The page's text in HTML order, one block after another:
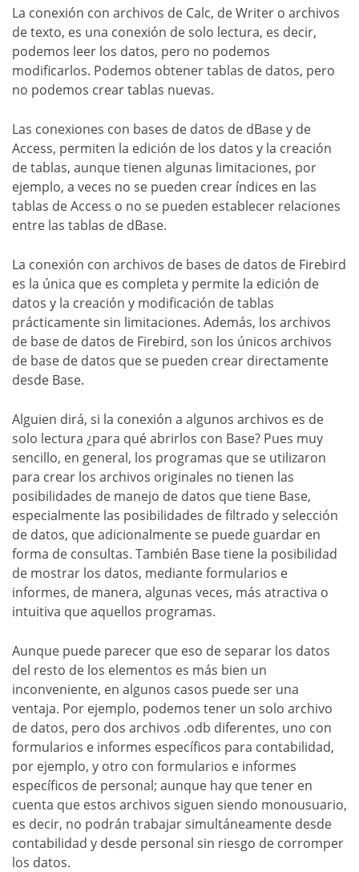
La conexión con archivos de Calc, de Writer o archivos
de texto, es una conexión de solo lectura, es decir,
podemos leer los datos, pero no podemos
modificarlos. Podemos obtener tablas de datos, pero
no podemos crear tablas nuevas.
Las conexiones con bases de datos de dBase y de
Access, permiten la edición de los datos y la creación
de tablas, aunque tienen algunas limitaciones, por
ejemplo, a veces no se pueden crear índices en las
tablas de Access o no se pueden establecer relaciones
entre las tablas de dBase.
La conexión con archivos de bases de datos de Firebird
es la única que es completa y permite la edición de
datos y la creación y modificación de tablas
prácticamente sin limitaciones. Además, los archivos
de base de datos de Firebird, son los únicos archivos
de base de datos que se pueden crear directamente
desde Base.
Alguien dirá, si la conexión a algunos archivos es de
solo lectura ¿para qué abrirlos con Base? Pues muy
sencillo, en general, los programas que se utilizaron
para crear los archivos originales no tienen las
posibilidades de manejo de datos que tiene Base,
especialmente las posibilidades de filtrado y selección
de datos, que adicionalmente se puede guardar en
forma de consultas. También Base tiene la posibilidad
de mostrar los datos, mediante formularios e
informes, de manera, algunas veces, más atractiva o
intuitiva que aquellos programas.
Aunque puede parecer que eso de separar los datos
del resto de los elementos es más bien un
inconveniente, en algunos casos puede ser una
ventaja. Por ejemplo, podemos tener un solo archivo
de datos, pero dos archivos .odb diferentes, uno con
formularios e informes específicos para contabilidad,
por ejemplo, y otro con formularios e informes
específicos de personal; aunque hay que tener en
cuenta que estos archivos siguen siendo monousuario,
es decir, no podrán trabajar simultáneamente desde
contabilidad y desde personal sin riesgo de corromper
los datos.